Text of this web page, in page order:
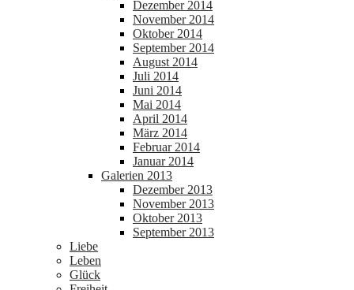
Dezember 2014
November 2014
Oktober 2014
September 2014
August 2014
Juli 2014
Juni 2014
Mai 2014
April 2014
März 2014
Februar 2014
Januar 2014
Galerien 2013
Dezember 2013
November 2013
Oktober 2013
September 2013
Liebe
Leben
Glück